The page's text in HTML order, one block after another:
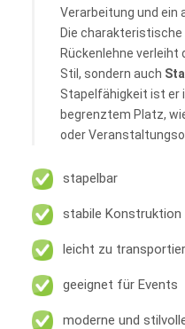
Verarbeitung und ein
Die charakteristische
Rückenlehne
Stil, sondern auch
Stapelfähigkeit ist er
begrenztem Platz,
oder
stapelbar
stabile Konstruktion
leicht zu
geeignet für Events
moderne und